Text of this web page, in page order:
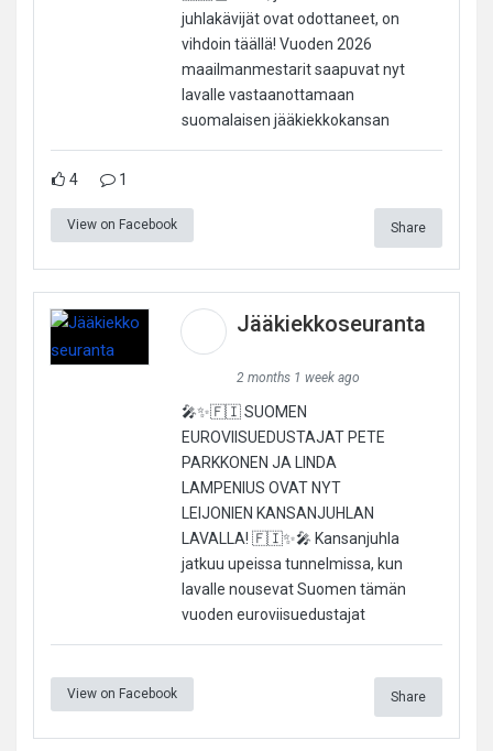
juhlakävijät ovat odottaneet, on
vihdoin täällä! Vuoden 2026
maailmanmestarit saapuvat nyt
lavalle vastaanottamaan
suomalaisen jääkiekkokansan
4 1
View on Facebook Share
Jääkiekkoseuranta
2 months 1 week ago
🎤✨🇫🇮 SUOMEN
EUROVIISUEDUSTAJAT PETE
PARKKONEN JA LINDA
LAMPENIUS OVAT NYT
LEIJONIEN KANSANJUHLAN
LAVALLA! 🇫🇮✨🎤 Kansanjuhla
jatkuu upeissa tunnelmissa, kun
lavalle nousevat Suomen tämän
vuoden euroviisuedustajat
View on Facebook Share